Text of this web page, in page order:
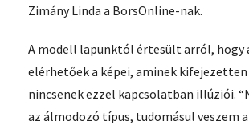
Zimány Linda a BorsOnline-nak.
A modell lapunktól értesült arról, hogy
elérhetőek a képei, aminek
nincsenek ezzel kapcsolatban illúziói.
az álmodozó típus, tudomásul veszem